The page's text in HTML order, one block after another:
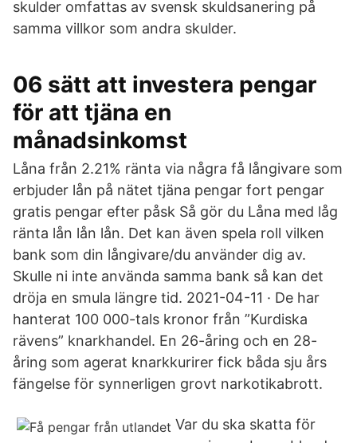
skulder omfattas av svensk skuldsanering på
samma villkor som andra skulder.
06 sätt att investera pengar
för att tjäna en
månadsinkomst
Låna från 2.21% ränta via några få långivare som
erbjuder lån på nätet tjäna pengar fort pengar
gratis pengar efter påsk Så gör du Låna med låg
ränta lån lån lån. Det kan även spela roll vilken
bank som din långivare/du använder dig av.
Skulle ni inte använda samma bank så kan det
dröja en smula längre tid. 2021-04-11 · De har
hanterat 100 000-tals kronor från ”Kurdiska
rävens” knarkhandel. En 26-åring och en 28-
åring som agerat knarkkurirer fick båda sju års
fängelse för synnerligen grovt narkotikabrott.
Var du ska skatta för